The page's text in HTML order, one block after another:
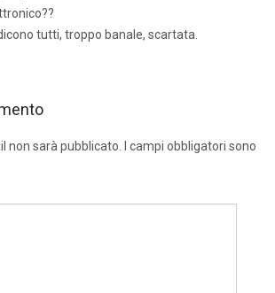
tutti, troppo banale, scartata.
non sarà pubblicato.
I campi obbligatori sono